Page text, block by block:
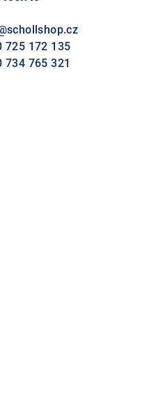
schollshop.cz
725 172 135
734 765 321